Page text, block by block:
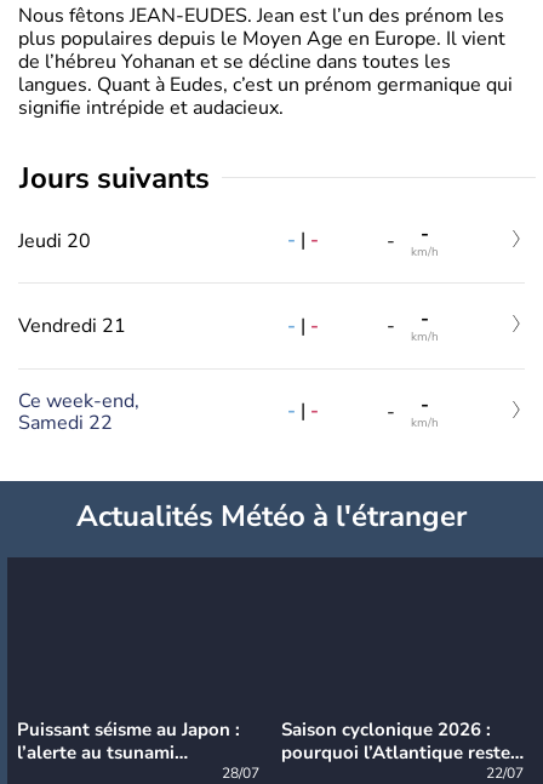
Nous fêtons JEAN-EUDES. Jean est l’un des prénom les
plus populaires depuis le Moyen Age en Europe. Il vient
de l’hébreu Yohanan et se décline dans toutes les
langues. Quant à Eudes, c’est un prénom germanique qui
signifie intrépide et audacieux.
jours suivants
Jeudi 20 - | - - -
km/h
Vendredi 21 - | - - -
km/h
Ce week-end,
Samedi 22
- | - - -
km/h
Actualités Météo à l'étranger
Puissant séisme au Japon :
l’alerte au tsunami
28/07
Saison cyclonique 2026 :
pourquoi l’Atlantique reste
22/07